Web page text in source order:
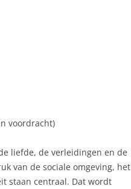
voordracht)
liefde, de verleidingen en de
van de sociale omgeving, het
staan centraal. Dat wordt